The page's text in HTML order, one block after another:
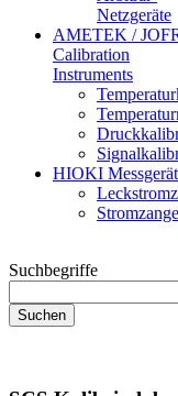
Netzgeräte
AMETEK /
Calibration
Instruments
HIOKI
Suchbegriffe